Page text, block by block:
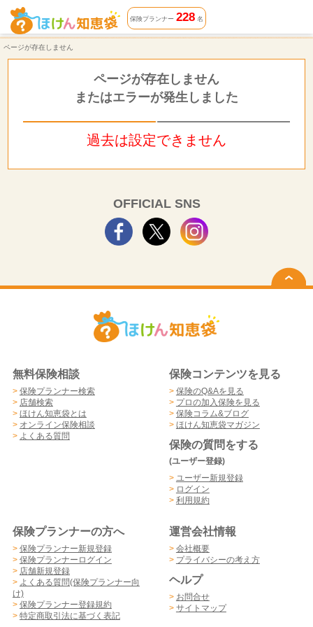
ページが存在しません | ほけん知恵袋
保険プランナー 228名
ページが存在しません
ページが存在しません
またはエラーが発生しました
過去は設定できません
OFFICIAL SNS
無料保険相談
> 保険プランナー検索
> 店舗検索
> ほけん知恵袋とは
> オンライン保険相談
> よくある質問
保険コンテンツを見る
> 保険のQ&Aを見る
> プロの加入保険を見る
> 保険コラム&ブログ
> ほけん知恵袋マガジン
保険の質問をする
(ユーザー登録)
> ユーザー新規登録
> ログイン
> 利用規約
保険プランナーの方へ
> 保険プランナー新規登録
> 保険プランナーログイン
> 店舗新規登録
> よくある質問(保険プランナー向
け)
> 保険プランナー登録規約
> 特定商取引法に基づく表記
運営会社情報
> 会社概要
> プライバシーの考え方
ヘルプ
> お問合せ
> サイトマップ